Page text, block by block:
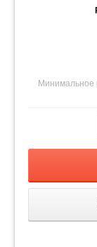
Минимальное